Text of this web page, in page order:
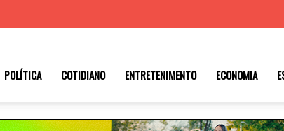
POLÍTICA COTIDIANO ENTRETENIMENTO ECONOMIA